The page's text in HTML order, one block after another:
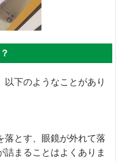
以下のようなことがあり
落とす、眼鏡が外れて落
詰まることはよくありま